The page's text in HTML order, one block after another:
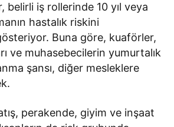
belirli iş rollerinde 10 yıl veya
hastalık riskini
Buna göre, kuaförler,
ve muhasebecilerin yumurtalık
şansı, diğer mesleklere
perakende, giyim ve inşaat